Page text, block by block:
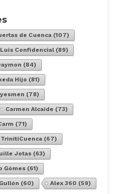
de Cuenca(107)
Confidencial(89)
(84)
Hijo (81)
(78)
Carmen Alcaide (73)
(71)
TrinitiCuenca(67)
Jotas(63)
Gómes(61)
(60) Alex 360 (59)